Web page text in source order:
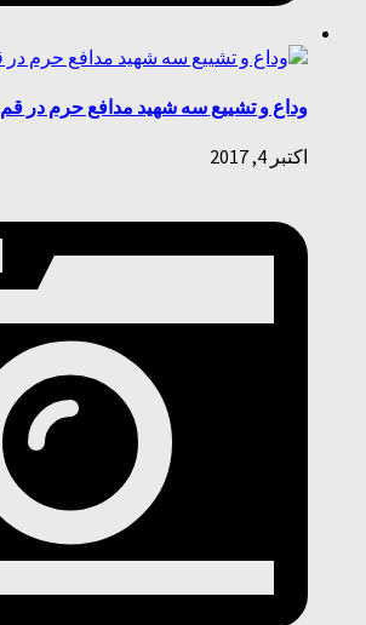
وداع و تشییع سه شهید مدافع حرم در قم
اکتبر 4, 2017